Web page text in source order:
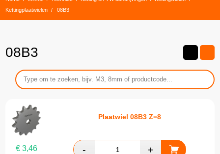
Kettingplaatwielen
/ 08B3
08B3
Plaatwiel 08B3 Z=8
€ 3,46